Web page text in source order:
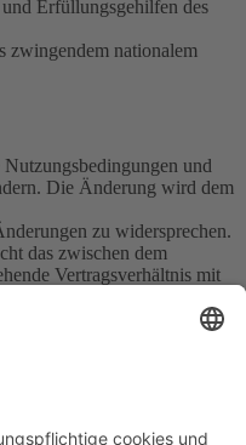
Erfüllungsgehilfen des
zwingendem nationalem
und
Die Änderung wird dem
zu widersprechen.
das zwischen dem
Vertragsverhältnis mit
und verbindlich, wenn
hat.